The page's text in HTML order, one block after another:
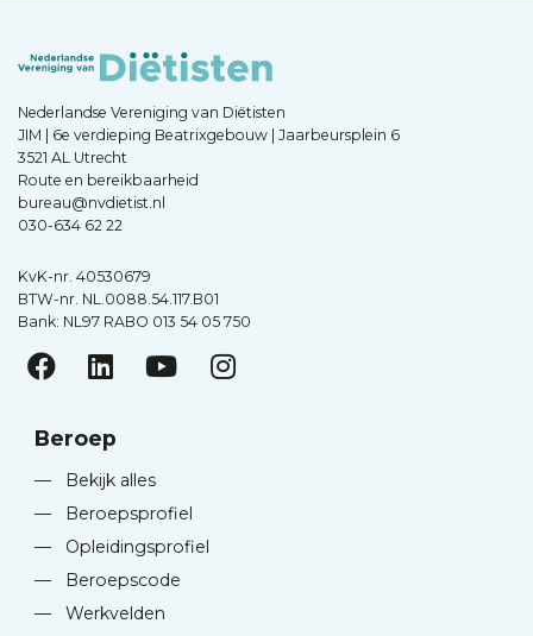
Nederlandse Vereniging van Diëtisten
JIM | 6e verdieping Beatrixgebouw | Jaarbeursplein 6
3521 AL Utrecht
Route en bereikbaarheid
bureau@nvdietist.nl
030-634 62 22
KvK-nr. 40530679
BTW-nr. NL.0088.54.117.B01
Bank: NL97 RABO 013 54 05 750
Beroep
—
Bekijk alles
—
Beroepsprofiel
—
Opleidingsprofiel
—
Beroepscode
—
Werkvelden